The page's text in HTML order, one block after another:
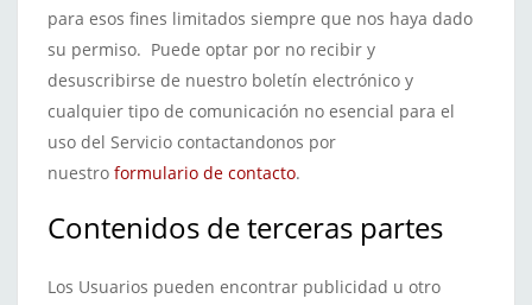
para esos fines limitados siempre que nos haya dado
su permiso. Puede optar por no recibir y
desuscribirse de nuestro boletín electrónico y
cualquier tipo de comunicación no esencial para el
uso del Servicio contactandonos por
nuestro formulario de contacto.
Contenidos de terceras partes
Los Usuarios pueden encontrar publicidad u otro